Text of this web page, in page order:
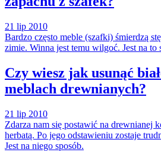
21 lip 2010
Bardzo często meble (szafki) śmierdzą
zimie. Winna jest temu wilgoć. Jest na to
Czy wiesz jak usunąć
meblach drewnianych?
21 lip 2010
Zdarza nam się postawić na drewnianej
herbatą. Po jego odstawieniu zostaje
Jest na niego sposób.